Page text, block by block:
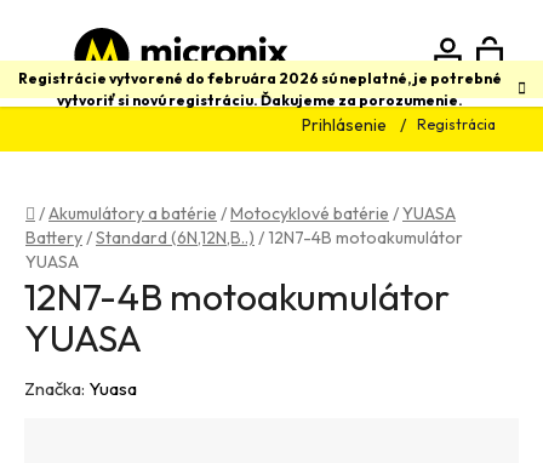
obsah
Registrácie vytvorené do februára 2026 sú neplatné, je potrebné
vytvoriť si novú registráciu. Ďakujeme za porozumenie.
Prihlásenie Registrácia
Hľadať
Domov
/Akumulátory a batérie /Motocyklové batérie /YUASA
Battery/Standard (6N,12N,B..) /12N7-4B motoakumulátor
YUASA
12N7-4B motoakumulátor
YUASA
Značka: Yuasa